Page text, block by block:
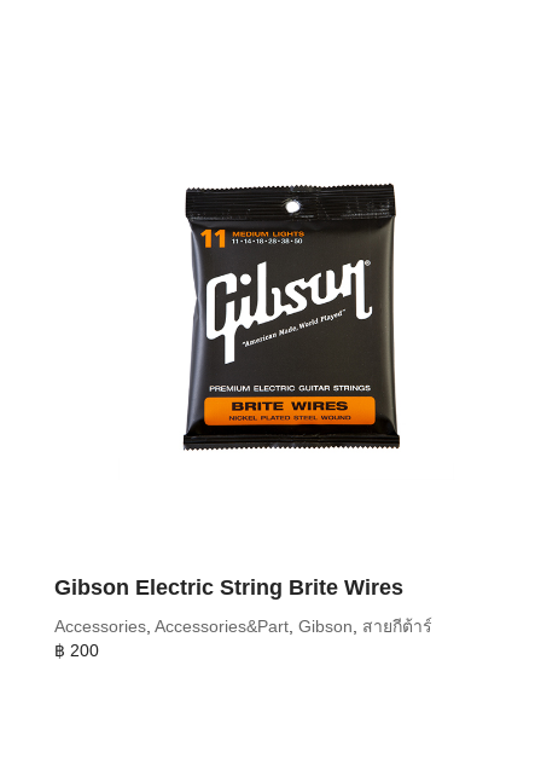
Gibson Electric String Brite Wires
Accessories, Accessories&Part, Gibson, สายกีต้าร์
฿ 200